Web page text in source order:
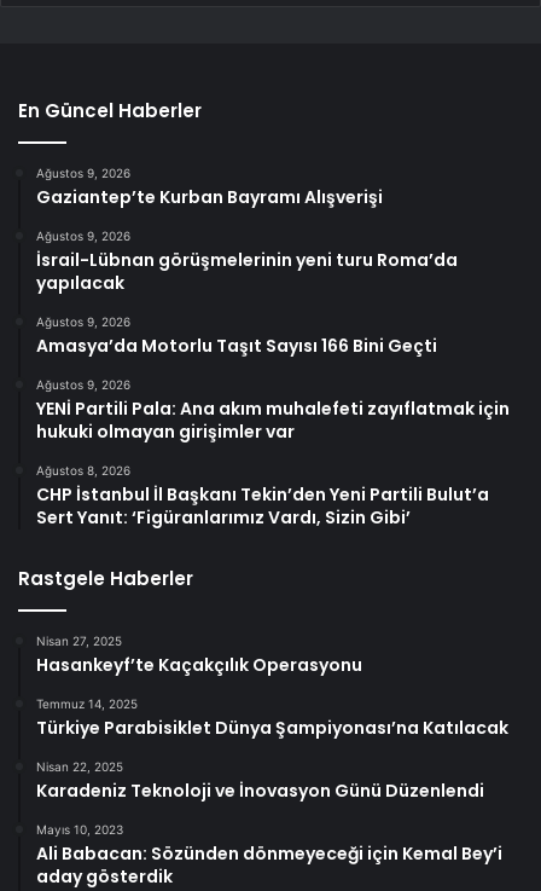
En Güncel Haberler
Ağustos 9, 2026
Gaziantep’te Kurban Bayramı Alışverişi
Ağustos 9, 2026
İsrail-Lübnan görüşmelerinin yeni turu Roma’da
yapılacak
Ağustos 9, 2026
Amasya’da Motorlu Taşıt Sayısı 166 Bini Geçti
Ağustos 9, 2026
YENİ Partili Pala: Ana akım muhalefeti zayıflatmak için
hukuki olmayan girişimler var
Ağustos 8, 2026
CHP İstanbul İl Başkanı Tekin’den Yeni Partili Bulut’a
Sert Yanıt: ‘Figüranlarımız Vardı, Sizin Gibi’
Rastgele Haberler
Nisan 27, 2025
Hasankeyf’te Kaçakçılık Operasyonu
Temmuz 14, 2025
Türkiye Parabisiklet Dünya Şampiyonası’na Katılacak
Nisan 22, 2025
Karadeniz Teknoloji ve İnovasyon Günü Düzenlendi
Mayıs 10, 2023
Ali Babacan: Sözünden dönmeyeceği için Kemal Bey’i
aday gösterdik